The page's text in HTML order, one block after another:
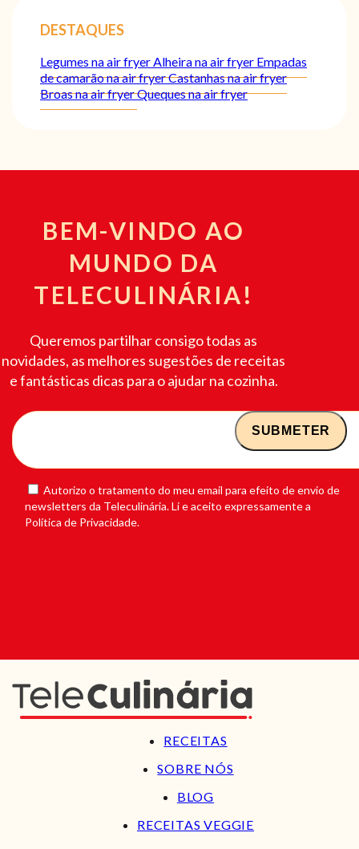
DESTAQUES
Legumes na air fryerAlheira na air fryer Empadas
de camarão na air fryerCastanhas na air fryer
Broas na air fryerQueques na air fryer
BEM-VINDO AO
MUNDO DA
TELECULINÁRIA!
Queremos partilhar consigo todas as
novidades, as melhores sugestões de receitas
e fantásticas dicas para o ajudar na cozinha.
Autorizo o tratamento do meu email para efeito de envio de
newsletters da Teleculinária. Li e aceito expressamente a
Política de Privacidade.
RECEITAS
SOBRE NÓS
BLOG
RECEITAS VEGGIE